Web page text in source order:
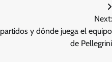
Next:
partidos y dónde juega el equipo
de Pellegrini